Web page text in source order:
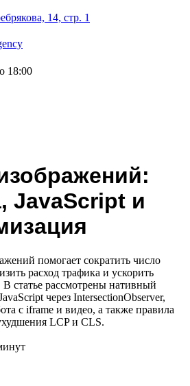
14, стр. 1
18:00
JavaScript и
помогает сократить число
расход трафика и ускорить
статье рассмотрены нативный
через IntersectionObserver,
с iframe и видео, а также правила
LCP и CLS.